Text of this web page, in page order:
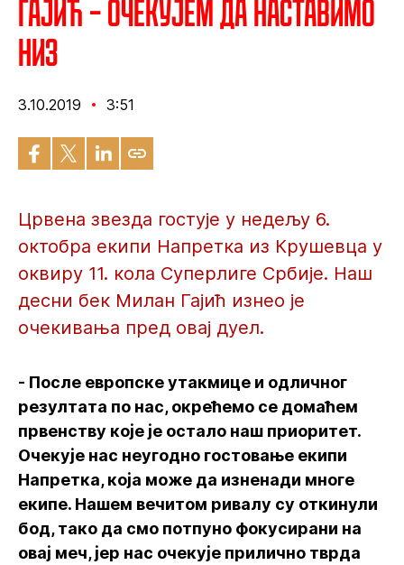
Гајић – Очекујем да наставимо
низ
3.10.2019 3:51
Црвена звезда гостује у недељу 6.
октобра екипи Напретка из Крушевца у
оквиру 11. кола Суперлиге Србије. Наш
десни бек Милан Гајић изнео је
очекивања пред овај дуел.
- После европске утакмице и одличног
резултата по нас, окрећемо се домаћем
првенству које је остало наш приоритет.
Очекује нас неугодно гостовање екипи
Напретка, која може да изненади многе
екипе. Нашем вечитом ривалу су откинули
бод, тако да смо потпуно фокусирани на
овај меч, јер нас очекује прилично тврда